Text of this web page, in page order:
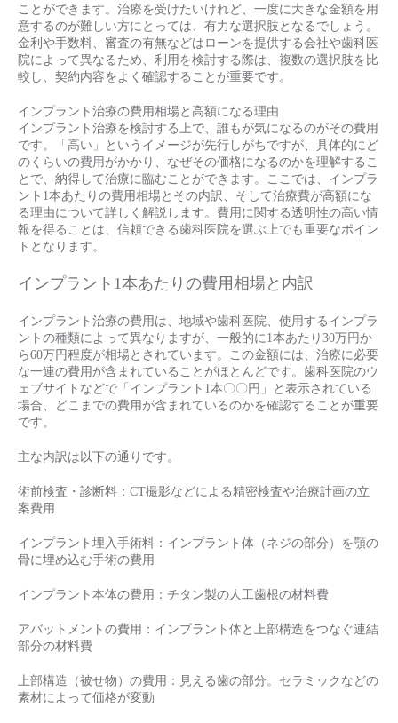
ことができます。治療を受けたいけれど、一度に大きな金額を用
意するのが難しい方にとっては、有力な選択肢となるでしょう。
金利や手数料、審査の有無などはローンを提供する会社や歯科医
院によって異なるため、利用を検討する際は、複数の選択肢を比
較し、契約内容をよく確認することが重要です。
インプラント治療の費用相場と高額になる理由
インプラント治療を検討する上で、誰もが気になるのがその費用
です。「高い」というイメージが先行しがちですが、具体的にど
のくらいの費用がかかり、なぜその価格になるのかを理解するこ
とで、納得して治療に臨むことができます。ここでは、インプラ
ント1本あたりの費用相場とその内訳、そして治療費が高額にな
る理由について詳しく解説します。費用に関する透明性の高い情
報を得ることは、信頼できる歯科医院を選ぶ上でも重要なポイン
トとなります。
インプラント1本あたりの費用相場と内訳
インプラント治療の費用は、地域や歯科医院、使用するインプラ
ントの種類によって異なりますが、一般的に1本あたり30万円か
ら60万円程度が相場とされています。この金額には、治療に必要
な一連の費用が含まれていることがほとんどです。歯科医院のウ
ェブサイトなどで「インプラント1本〇〇円」と表示されている
場合、どこまでの費用が含まれているのかを確認することが重要
です。
主な内訳は以下の通りです。
術前検査・診断料：CT撮影などによる精密検査や治療計画の立
案費用
インプラント埋入手術料：インプラント体（ネジの部分）を顎の
骨に埋め込む手術の費用
インプラント本体の費用：チタン製の人工歯根の材料費
アバットメントの費用：インプラント体と上部構造をつなぐ連結
部分の材料費
上部構造（被せ物）の費用：見える歯の部分。セラミックなどの
素材によって価格が変動